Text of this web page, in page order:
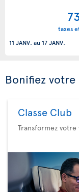
taxes
11 JANV. au 17 JANV.
Bonifiez
Classe Club
Transformez